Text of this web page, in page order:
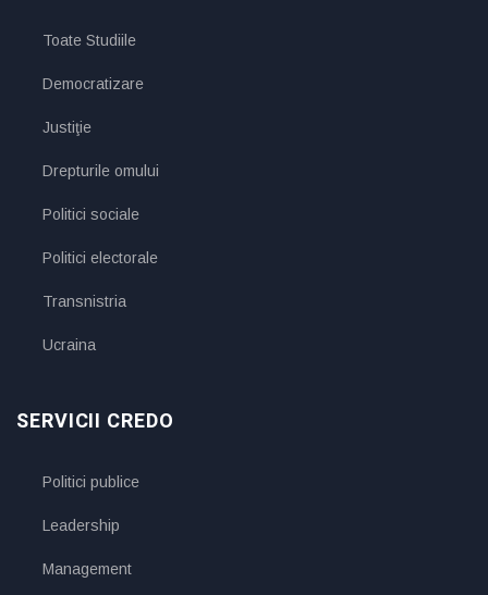
Toate Studiile
Democratizare
Justiţie
Drepturile omului
Politici sociale
Politici electorale
Transnistria
Ucraina
SERVICII CREDO
Politici publice
Leadership
Management